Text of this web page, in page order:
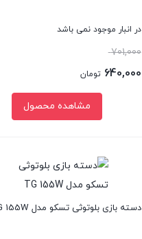
در انبار موجود نمی باشد
701,000قیمت
اصلی:
701,000 تومان
640,000 تومان
مشاهده محصول
دسته بازی بلوتوثی تسکو مدل TG 155W